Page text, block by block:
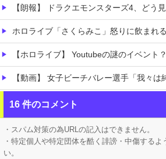
【朗報】 ドラクエモンスターズ4、どう
ホロライブ「さくらみこ」怒りに飲まれるな野うさぎ！2ndソロライブで犯行予告「咲き乱れみこち
【ホロライブ】 Youtubeの謎のイベント？
【動画】 女子ビーチバレー選手「我々は純粋に競技をしてる
【炎上】 居酒屋『6人で4939円』の会計に賛否→なん
【有能】 政府「トラックはサービスエリア利用有料化すれば
16 件のコメント
・スパム対策の為URLの記入はできません。
・特定個人や特定団体を酷く誹謗・中傷するよ
い。